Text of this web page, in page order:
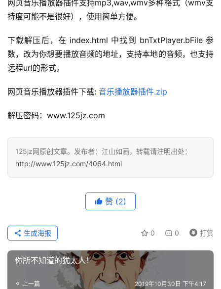
咨
讯
教
网页音乐播放器插件支持mp3,wav,wmv多种格式（wmv支
持度可能不是很好），使用简单方便。
下载解压后，在 index.html 中找到 bnTxtPlayer.bFile 参
数，改为你想要播放音频的地址，支持本地的音频，也支持
远程url的形式。
网页音乐播放器插件下载: 音乐播放器插件.zip
解压密码：www.125jz.com
125jz网原创文章。发布者：江山如画，转载请注明出处：
http://www.125jz.com/4064.html
赞 (2)
0 0 打赏
生成海报
你所不知道的犹太人！
上一篇 2019年10月30日 下午4:17